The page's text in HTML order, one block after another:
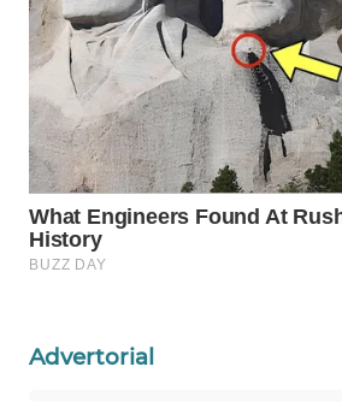
Advertorial
TANI
WAHANA
ADVOKAT
WAHANA
INFRASTRUKTUR
WAHANA
WAHANA